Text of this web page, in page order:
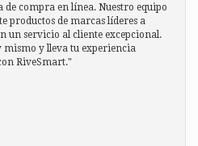
compra en línea. Nuestro equipo
productos de marcas líderes a
un servicio al cliente excepcional.
mismo y lleva tu experiencia
RiveSmart."